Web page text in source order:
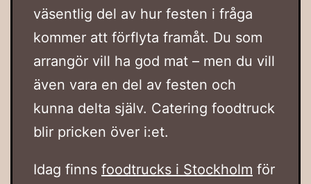
väsentlig del av hur festen i fråga
kommer att förflyta framåt. Du som
arrangör vill ha god mat – men du vill
även vara en del av festen och
kunna delta själv. Catering foodtruck
blir pricken över i:et.
Idag finns foodtrucks i Stockholm för